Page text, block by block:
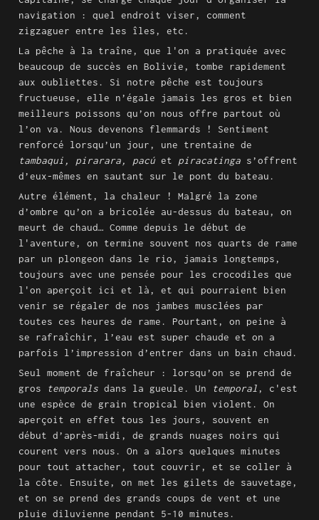
navigation : quel endroit viser, comment
zigzaguer entre les îles, etc.
La pêche à la traîne, que l'on a pratiquée avec
beaucoup de succès en Bolivie, tombe rapidement
aux oubliettes. Si notre pêche est toujours
fructueuse, elle n’égale jamais les gros et bien
meilleurs poissons qu’on nous offre partout où
l’on va. Nous devenons flemmards ! Sentiment
tambaqui, pirarara, pacú et piracatinga s’offrent
d’eux-mêmes en sautant sur le pont du bateau.
Autre élément, la chaleur ! Malgré la zone
d’ombre qu’on a bricolée au-dessus du bateau, on
meurt de chaud… Comme depuis le début de
l'aventure, on termine souvent nos quarts de rame
par un plongeon dans le rio, jamais longtemps,
toujours avec une pensée pour les crocodiles que
l'on aperçoit ici et là, et qui pourraient bien
venir se régaler de nos jambes musclées par
toutes ces heures de rame. Pourtant, on peine à
se rafraîchir, l’eau est super chaude et on a
parfois l’impression d’entrer dans un bain chaud.
Seul moment de fraîcheur : lorsqu’on se prend de
gros
temporals dans la gueule. Un temporal, c'est
une espèce de grain tropical bien violent. On
aperçoit en effet tous les jours, souvent en
début d’après-midi, de grands nuages noirs qui
courent vers nous. On a alors quelques minutes
pour tout attacher, tout couvrir, et se coller à
la côte. Ensuite, on met les gilets de sauvetage,
et on se prend des grands coups de vent et une
pluie diluvienne pendant 5-10 minutes.